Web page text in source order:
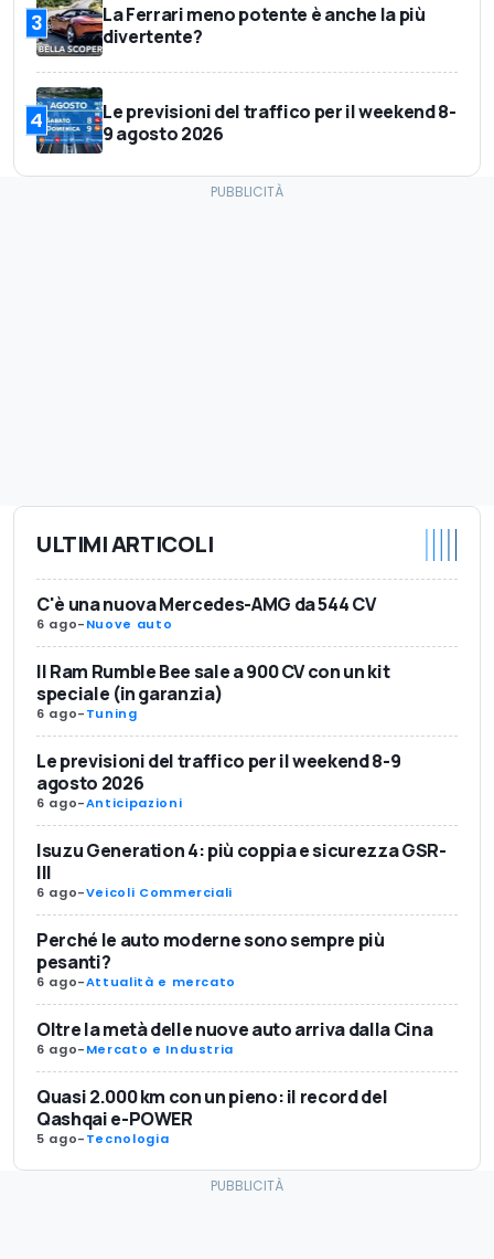
3
La Ferrari meno potente è anche la più
divertente?
4
Le previsioni del traffico per il weekend 8-
9 agosto 2026
ULTIMI ARTICOLI
C'è una nuova Mercedes-AMG da 544 CV
6 ago-Nuove auto
Il Ram Rumble Bee sale a 900 CV con un kit
speciale (in garanzia)
6 ago-Tuning
Le previsioni del traffico per il weekend 8-9
agosto 2026
6 ago-Anticipazioni
Isuzu Generation 4: più coppia e sicurezza GSR-
III
6 ago-Veicoli Commerciali
Perché le auto moderne sono sempre più
pesanti?
6 ago-Attualità e mercato
Oltre la metà delle nuove auto arriva dalla Cina
6 ago-Mercato e Industria
Quasi 2.000 km con un pieno: il record del
Qashqai e-POWER
5 ago-Tecnologia